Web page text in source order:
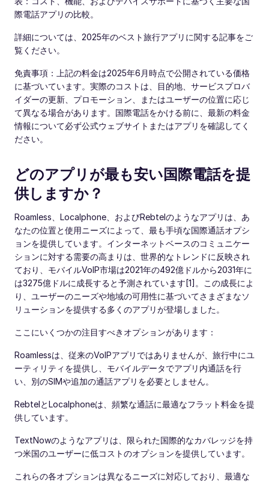
際電話アプリの比較。
詳細については、2025年のベスト旅行アプリに関する記事をご
覧ください。
免責事項：上記の料金は2025年6月時点で公開されている価格
に基づいています。実際のコストは、目的地、サービスプロバ
イダーの更新、プロモーション、またはユーザーの位置に応じ
て異なる場合があります。国際電話をかける前に、最新の料金
情報について必ず公式ウェブサイトまたはアプリを確認してく
ださい。
どのアプリが最も安い国際電話を提
供しますか？
Roamless、Localphone、およびRebtelのようなアプリは、あ
なたの位置と使用ニーズによって、最も手頃な国際通話オプシ
ョンを提供しています。インターネットベースのコミュニケー
ションに対する需要の高まりは、世界的なトレンドに反映され
ており、モバイルVoIP市場は2021年の492億ドルから2031年に
は3275億ドルに成長すると予測されています[1]。この成長によ
り、ユーザーのニーズや地域の可用性に基づいてさまざまなソ
リューションを提供する多くのアプリが登場しました。
ここにいくつかの注目すべきオプションがあります：
Roamlessは、従来のVoIPアプリではありませんが、旅行中にユ
ーティリティを提供し、モバイルデータでアプリ内通話を行
い、別のSIMや追加の通話アプリを必要としません。
RebtelとLocalphoneは、頻繁な通話に最適なフラット料金を提
供しています。
TextNowのようなアプリは、限られた国際的なカバレッジを持
つ米国のユーザーに低コストのオプションを提供しています。
これらの各オプションは異なるニーズに対応しており、最適な